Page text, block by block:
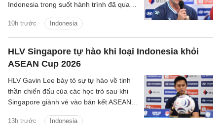
10h trước Indonesia
Indonesia trong suốt hành trình đã qua
HLV Singapore tự hào khi loại Indonesia khỏi
ASEAN Cup 2026
13h trước Indonesia
HLV Gavin Lee bày tỏ sự tự hào về tinh
thần chiến đấu của các học trò sau khi
Singapore giành vé vào bán kết ASEAN